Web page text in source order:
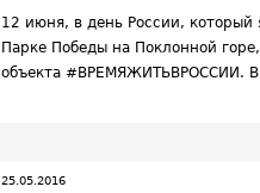
12 июня, в день России,
Парке Победы на Поклонной
объекта #ВРЕМЯЖИТЬВРОССИИ. В
25.05.2016